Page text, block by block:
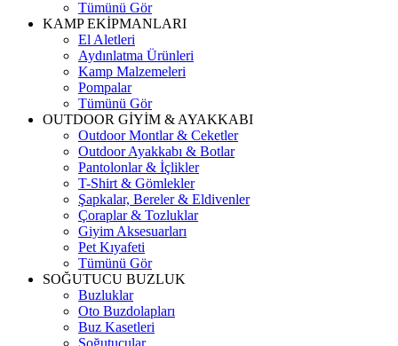
Tümünü Gör
KAMP EKİPMANLARI
El Aletleri
Aydınlatma Ürünleri
Kamp Malzemeleri
Pompalar
Tümünü Gör
OUTDOOR GİYİM & AYAKKABI
Outdoor Montlar & Ceketler
Outdoor Ayakkabı & Botlar
Pantolonlar & İçlikler
T-Shirt & Gömlekler
Şapkalar, Bereler & Eldivenler
Çoraplar & Tozluklar
Giyim Aksesuarları
Pet Kıyafeti
Tümünü Gör
SOĞUTUCU BUZLUK
Buzluklar
Oto Buzdolapları
Buz Kasetleri
Soğutucular